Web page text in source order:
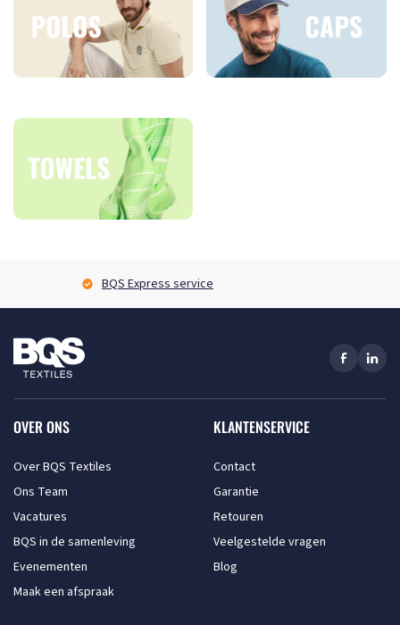
BQS Express service
OVER ONS
Over BQS Textiles
Ons Team
Vacatures
BQS in de samenleving
Evenementen
Maak een afspraak
KLANTENSERVICE
Contact
Garantie
Retouren
Veelgestelde vragen
Blog